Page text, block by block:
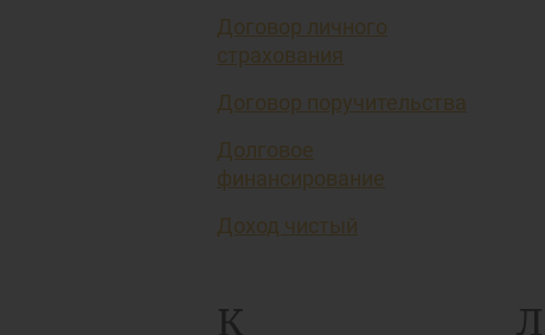
Договор личного
страхования
Договор поручительства
Долговое
финансирование
Доход чистый
К Л